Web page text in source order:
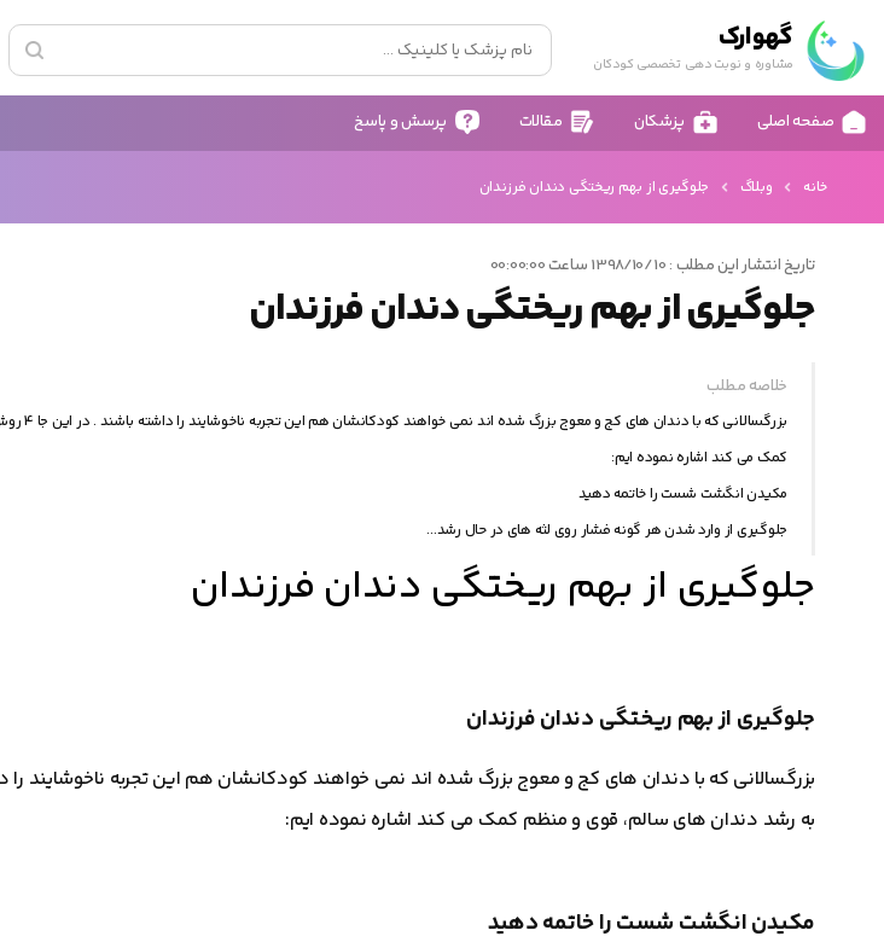
گهوارک
مشاوره و نوبت دهی تخصصی کودکان
صفحه اصلی پزشکان مقالات پرسش و پاسخ
خانه وبلاگ جلوگیری از بهم ریختگی دندان فرزندان
تاریخ انتشار این مطلب : 1398/10/10 ساعت 00:00:00
جلوگیری از بهم ریختگی دندان فرزندان
خلاصه مطلب
کمک می کند اشاره نموده ایم:
مکیدن انگشت شست را خاتمه دهید
جلوگیری از وارد شدن هر گونه فشار روی لثه های در حال رشد...
جلوگیری از بهم ریختگی دندان فرزندان
جلوگیری از بهم ریختگی دندان فرزندان
به رشد دندان های سالم، قوی و منظم کمک می کند اشاره نموده ایم:
مکیدن انگشت شست را خاتمه دهید